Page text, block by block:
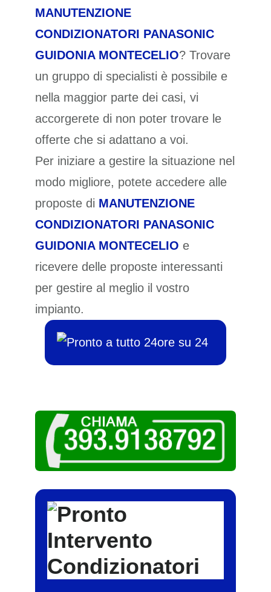
MANUTENZIONE
CONDIZIONATORI PANASONIC
GUIDONIA MONTECELIO? Trovare
un gruppo di specialisti è possibile e
nella maggior parte dei casi, vi
accorgerete di non poter trovare le
offerte che si adattano a voi.
Per iniziare a gestire la situazione nel
modo migliore, potete accedere alle
proposte di MANUTENZIONE
CONDIZIONATORI PANASONIC
GUIDONIA MONTECELIO e
ricevere delle proposte interessanti
per gestire al meglio il vostro
impianto.